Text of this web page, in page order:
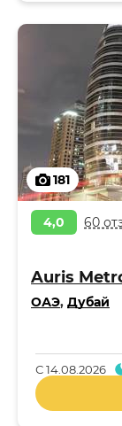
181
4,0 60
ОАЭ, Дубай
С14.08.2026